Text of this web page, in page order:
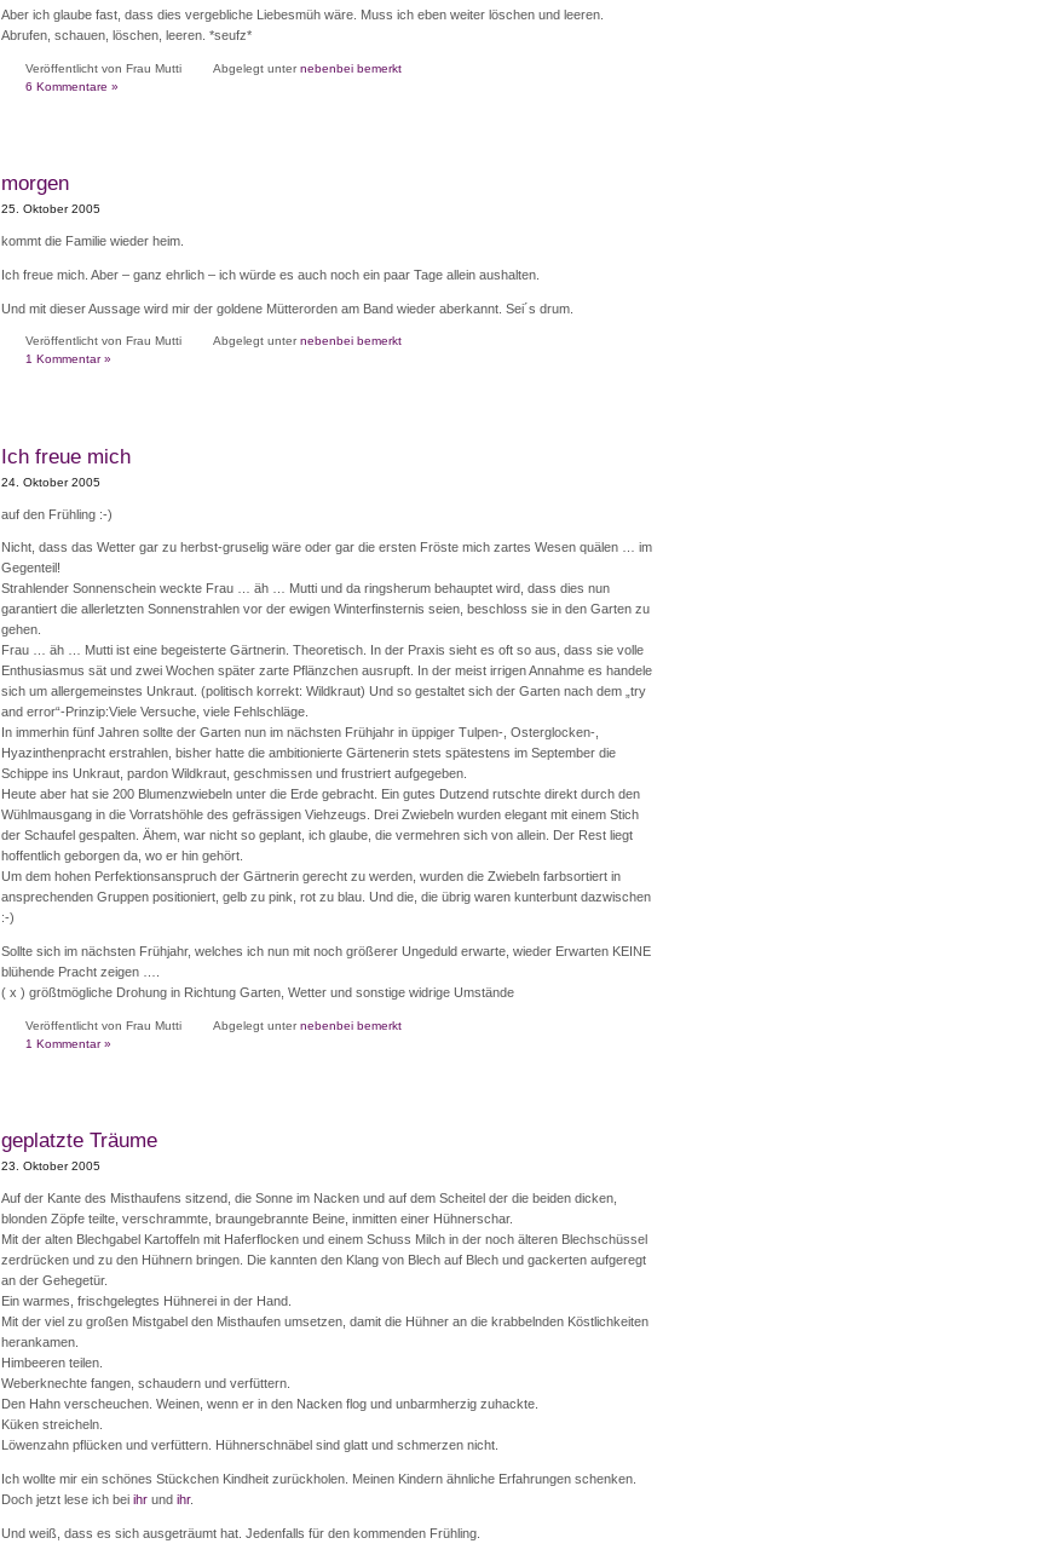
Aber ich glaube fast, dass dies vergebliche Liebesmüh wäre. Muss ich eben weiter löschen und leeren.
Abrufen, schauen, löschen, leeren. *seufz*
Veröffentlicht von Frau Mutti Abgelegt unternebenbei bemerkt
6 Kommentare »
morgen
25. Oktober 2005
kommt die Familie wieder heim.
Ich freue mich. Aber – ganz ehrlich – ich würde es auch noch ein paar Tage allein aushalten.
Und mit dieser Aussage wird mir der goldene Mütterorden am Band wieder aberkannt. Sei´s drum.
Veröffentlicht von Frau Mutti Abgelegt unternebenbei bemerkt
1 Kommentar »
Ich freue mich
24. Oktober 2005
auf den Frühling :-)
Nicht, dass das Wetter gar zu herbst-gruselig wäre oder gar die ersten Fröste mich zartes Wesen quälen … im
Gegenteil!
Strahlender Sonnenschein weckte Frau … äh … Mutti und da ringsherum behauptet wird, dass dies nun
garantiert die allerletzten Sonnenstrahlen vor der ewigen Winterfinsternis seien, beschloss sie in den Garten zu
gehen.
Frau … äh … Mutti ist eine begeisterte Gärtnerin. Theoretisch. In der Praxis sieht es oft so aus, dass sie volle
Enthusiasmus sät und zwei Wochen später zarte Pflänzchen ausrupft. In der meist irrigen Annahme es handele
sich um allergemeinstes Unkraut. (politisch korrekt: Wildkraut) Und so gestaltet sich der Garten nach dem „try
and error“-Prinzip:Viele Versuche, viele Fehlschläge.
In immerhin fünf Jahren sollte der Garten nun im nächsten Frühjahr in üppiger Tulpen-, Osterglocken-,
Hyazinthenpracht erstrahlen, bisher hatte die ambitionierte Gärtenerin stets spätestens im September die
Schippe ins Unkraut, pardon Wildkraut, geschmissen und frustriert aufgegeben.
Heute aber hat sie 200 Blumenzwiebeln unter die Erde gebracht. Ein gutes Dutzend rutschte direkt durch den
Wühlmausgang in die Vorratshöhle des gefrässigen Viehzeugs. Drei Zwiebeln wurden elegant mit einem Stich
der Schaufel gespalten. Ähem, war nicht so geplant, ich glaube, die vermehren sich von allein. Der Rest liegt
hoffentlich geborgen da, wo er hin gehört.
Um dem hohen Perfektionsanspruch der Gärtnerin gerecht zu werden, wurden die Zwiebeln farbsortiert in
ansprechenden Gruppen positioniert, gelb zu pink, rot zu blau. Und die, die übrig waren kunterbunt dazwischen
:-)
Sollte sich im nächsten Frühjahr, welches ich nun mit noch größerer Ungeduld erwarte, wieder Erwarten KEINE
blühende Pracht zeigen ….
( x ) größtmögliche Drohung in Richtung Garten, Wetter und sonstige widrige Umstände
Veröffentlicht von Frau Mutti Abgelegt unternebenbei bemerkt
1 Kommentar »
geplatzte Träume
23. Oktober 2005
Auf der Kante des Misthaufens sitzend, die Sonne im Nacken und auf dem Scheitel der die beiden dicken,
blonden Zöpfe teilte, verschrammte, braungebrannte Beine, inmitten einer Hühnerschar.
Mit der alten Blechgabel Kartoffeln mit Haferflocken und einem Schuss Milch in der noch älteren Blechschüssel
zerdrücken und zu den Hühnern bringen. Die kannten den Klang von Blech auf Blech und gackerten aufgeregt
an der Gehegetür.
Ein warmes, frischgelegtes Hühnerei in der Hand.
Mit der viel zu großen Mistgabel den Misthaufen umsetzen, damit die Hühner an die krabbelnden Köstlichkeiten
herankamen.
Himbeeren teilen.
Weberknechte fangen, schaudern und verfüttern.
Den Hahn verscheuchen. Weinen, wenn er in den Nacken flog und unbarmherzig zuhackte.
Küken streicheln.
Löwenzahn pflücken und verfüttern. Hühnerschnäbel sind glatt und schmerzen nicht.
Ich wollte mir ein schönes Stückchen Kindheit zurückholen. Meinen Kindern ähnliche Erfahrungen schenken.
Doch jetzt lese ich bei ihrund ihr.
Und weiß, dass es sich ausgeträumt hat. Jedenfalls für den kommenden Frühling.